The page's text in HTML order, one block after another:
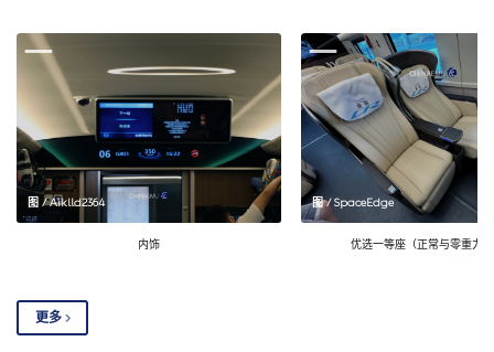
图 / Aiklld2364
内饰
图 / SpaceEdge
优选一等座（正常与零重力
更多